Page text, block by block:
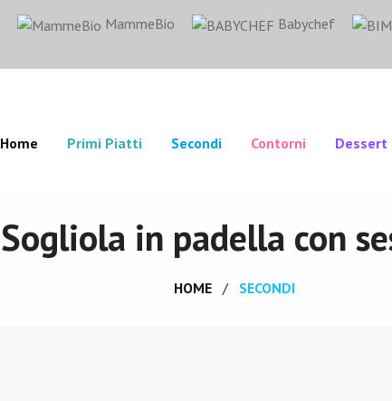
MammeBio Babychef
Home Primi Piatti Secondi Contorni Dessert
Sogliola in padella con
HOME SECONDI